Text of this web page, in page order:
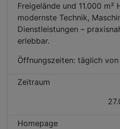
Freigelände und 11.000 m²
modernste Technik,
Dienstleistungen –
erlebbar.
Öffnungszeiten: täglich
Zeitraum
Homepage